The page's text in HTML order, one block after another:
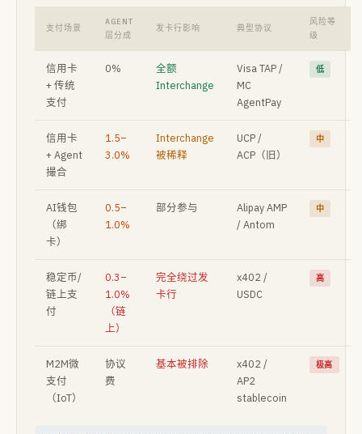
支付场景
AGENT
层分成
发卡行影响 典型协议
风险等
级
信用卡
+ 传统
支付
0%
全额
Interchange
Visa TAP /
MC
AgentPay
低
信用卡
+ Agent
撮合
1.5–
3.0%
Interchange
被稀释
UCP /
ACP（旧）
中
AI钱包
（绑
卡）
0.5–
1.0%
部分参与
Alipay AMP
/ Antom
中
稳定币/
链上支
付
0.3–
1.0%
（链
上）
完全绕过发
卡行
x402 /
USDC
高
M2M微
支付
（IoT）
协议
费
基本被排除
x402 /
AP2
stablecoin
极高